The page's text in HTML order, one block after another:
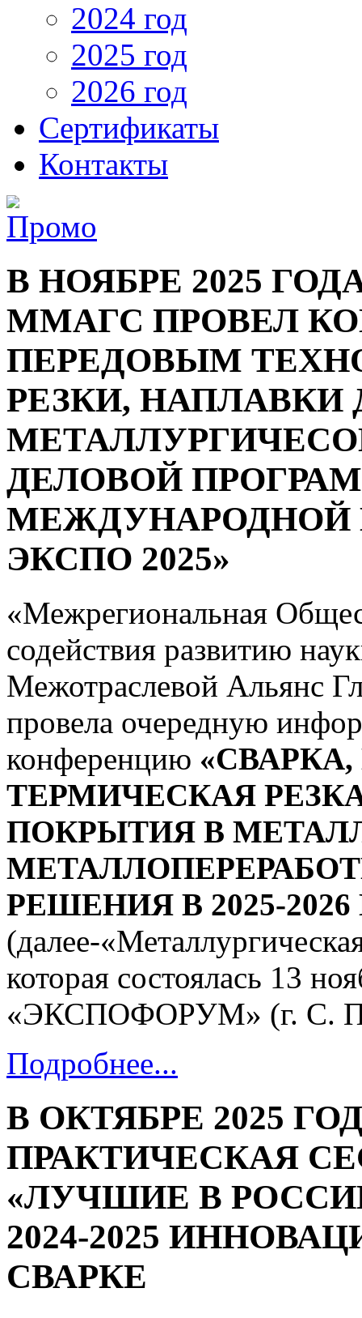
2024 год
2025 год
2026 год
Сертификаты
Контакты
В НОЯБРЕ 2025
ММАГС ПРОВЕЛ
ПЕРЕДОВЫМ
РЕЗКИ, НАПЛАВКИ
ДЕЛОВОЙ
МЕЖДУНАРОДНОЙ
ЭКСПО 2025»
«Межрегиональная
содействия развитию
Межотраслевой Альянс
провела очередную
конференцию
ТЕРМИЧЕСКАЯ
ПОКРЫТИЯ В
РЕШЕНИЯ В 2025-2026
(далее-
которая состоялась 13
«ЭКСПОФОРУМ» (г. С.
Подробнее...
В ОКТЯБРЕ 2025
ПРАКТИЧЕСКАЯ
«ЛУЧШИЕ В
2024-2025
СВАРКЕ